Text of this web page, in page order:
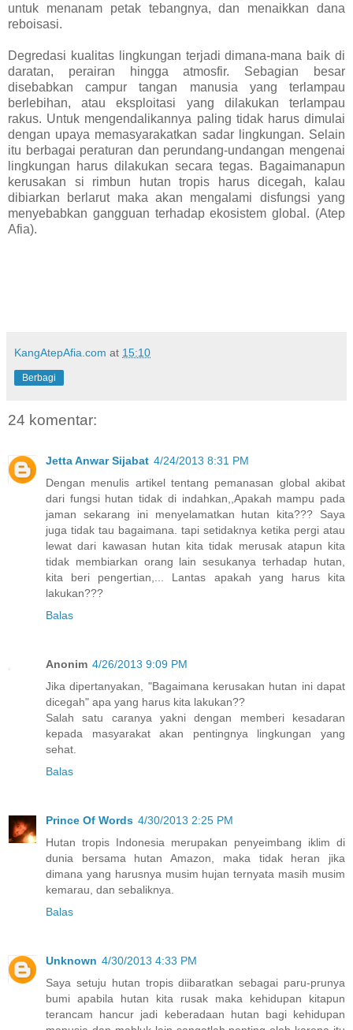
untuk menanam petak tebangnya, dan menaikkan dana
reboisasi.
Degredasi kualitas lingkungan terjadi dimana-mana baik di
daratan, perairan hingga atmosfir. Sebagian besar
disebabkan campur tangan manusia yang terlampau
berlebihan, atau eksploitasi yang dilakukan terlampau
rakus. Untuk mengendalikannya paling tidak harus dimulai
dengan upaya memasyarakatkan sadar lingkungan. Selain
itu berbagai peraturan dan perundang-undangan mengenai
lingkungan harus dilakukan secara tegas. Bagaimanapun
kerusakan si rimbun hutan tropis harus dicegah, kalau
dibiarkan berlarut maka akan mengalami disfungsi yang
menyebabkan gangguan terhadap ekosistem global. (Atep
Afia).
KangAtepAfia.com at 15:10
Berbagi
24 komentar:
Jetta Anwar Sijabat 4/24/2013 8:31 PM
Dengan menulis artikel tentang pemanasan global akibat
dari fungsi hutan tidak di indahkan,,Apakah mampu pada
jaman sekarang ini menyelamatkan hutan kita??? Saya
juga tidak tau bagaimana. tapi setidaknya ketika pergi atau
lewat dari kawasan hutan kita tidak merusak atapun kita
tidak membiarkan orang lain sesukanya terhadap hutan,
kita beri pengertian,... Lantas apakah yang harus kita
lakukan???
Balas
Anonim 4/26/2013 9:09 PM
Jika dipertanyakan, "Bagaimana kerusakan hutan ini dapat
dicegah" apa yang harus kita lakukan??
Salah satu caranya yakni dengan memberi kesadaran
kepada masyarakat akan pentingnya lingkungan yang
sehat.
Balas
Prince Of Words 4/30/2013 2:25 PM
Hutan tropis Indonesia merupakan penyeimbang iklim di
dunia bersama hutan Amazon, maka tidak heran jika
dimana yang harusnya musim hujan ternyata masih musim
kemarau, dan sebaliknya.
Balas
Unknown 4/30/2013 4:33 PM
Saya setuju hutan tropis diibaratkan sebagai paru-prunya
bumi apabila hutan kita rusak maka kehidupan kitapun
terancam hancur jadi keberadaan hutan bagi kehidupan